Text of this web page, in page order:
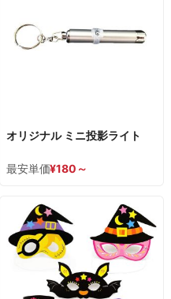
最安単価¥180 ～
オリジナル ミニ投影ライト